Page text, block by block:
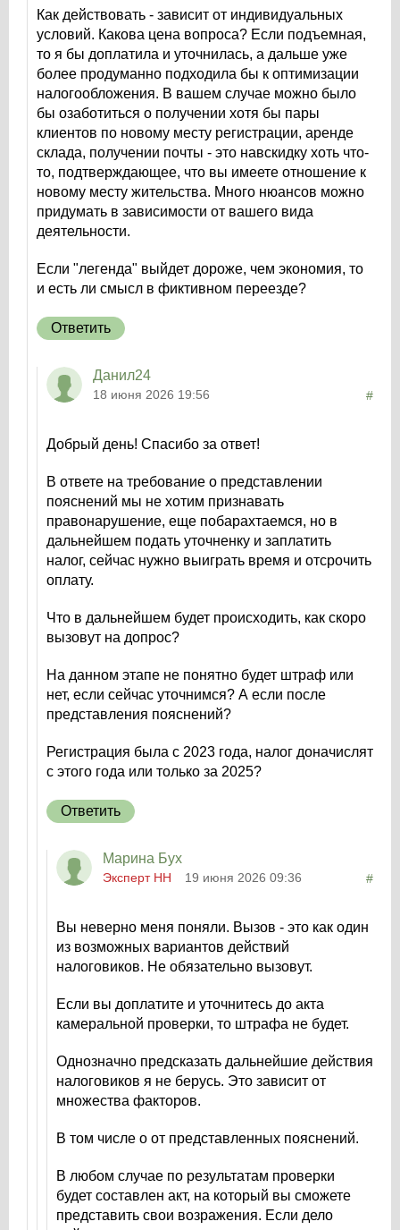
Как действовать - зависит от индивидуальных
условий. Какова цена вопроса? Если подъемная,
то я бы доплатила и уточнилась, а дальше уже
более продуманно подходила бы к оптимизации
налогообложения. В вашем случае можно было
бы озаботиться о получении хотя бы пары
клиентов по новому месту регистрации, аренде
склада, получении почты - это навскидку хоть что-
то, подтверждающее, что вы имеете отношение к
новому месту жительства. Много нюансов можно
придумать в зависимости от вашего вида
деятельности.
Если "легенда" выйдет дороже, чем экономия, то
и есть ли смысл в фиктивном переезде?
Ответить
Данил24
18 июня 2026 19:56 #
Добрый день! Спасибо за ответ!
В ответе на требование о представлении
пояснений мы не хотим признавать
правонарушение, еще побарахтаемся, но в
дальнейшем подать уточненку и заплатить
налог, сейчас нужно выиграть время и отсрочить
оплату.
Что в дальнейшем будет происходить, как скоро
вызовут на допрос?
На данном этапе не понятно будет штраф или
нет, если сейчас уточнимся? А если после
представления пояснений?
Регистрация была с 2023 года, налог доначислят
с этого года или только за 2025?
Ответить
Марина Бух
Эксперт НН 19 июня 2026 09:36 #
Вы неверно меня поняли. Вызов - это как один
из возможных вариантов действий
налоговиков. Не обязательно вызовут.
Если вы доплатите и уточнитесь до акта
камеральной проверки, то штрафа не будет.
Однозначно предсказать дальнейшие действия
налоговиков я не берусь. Это зависит от
множества факторов.
В том числе о от представленных пояснений.
В любом случае по результатам проверки
будет составлен акт, на который вы сможете
представить свои возражения. Если дело